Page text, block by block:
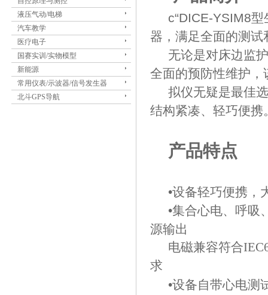
液压气动/电梯
汽车教学
医疗电子
国赛实训/实物模型
新能源
常用仪表/示波器/信号发生器
北斗GPS导航
c“DICE-YSIM8
器，满足全面的测试
无论是对床边监
全面的预防性维护，
拟仪无疑是最佳
结构紧凑、轻巧便携
产品特点
•设备轻巧便携，
•集合心电、呼吸
源输出
电磁兼容符合
求
•设备自带心电测